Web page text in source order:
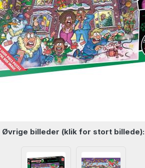
Øvrige billeder (klik for stort billede):